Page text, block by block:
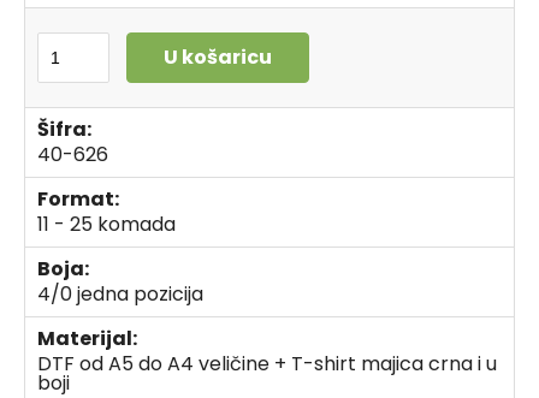
U košaricu
Šifra:
40-626
Format:
11 - 25 komada
Boja:
4/0 jedna pozicija
Materijal:
DTF od A5 do A4 veličine + T-shirt majica crna i u
boji